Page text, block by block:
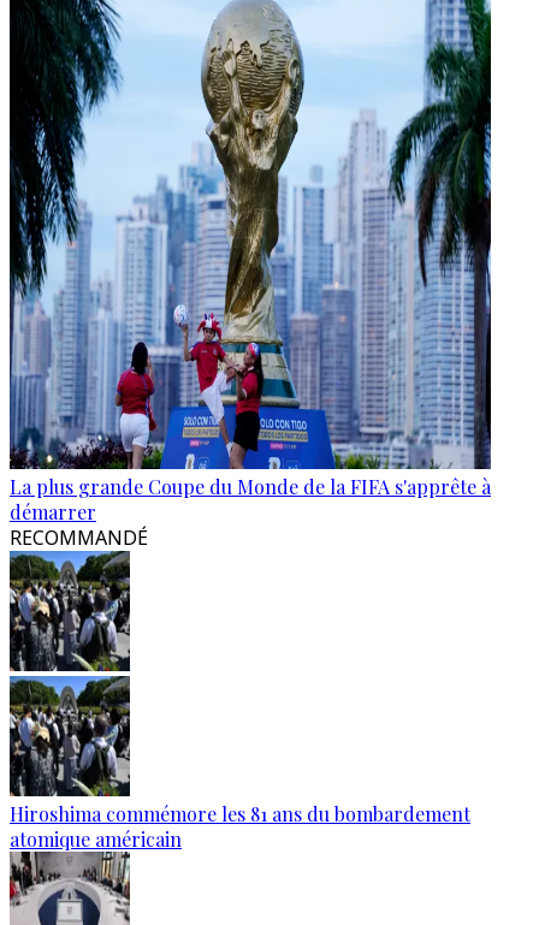
La plus grande Coupe du Monde de la FIFA s'apprête à
démarrer
RECOMMANDÉ
Hiroshima commémore les 81 ans du bombardement
atomique américain